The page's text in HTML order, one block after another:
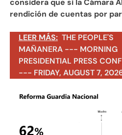
considera que si la Cámara
rendición de cuentas por
LEER MÁS: THE PEOPLE'S
MAÑANERA --- MORNING
PRESIDENTIAL PRESS
--- FRIDAY, AUGUST 7,